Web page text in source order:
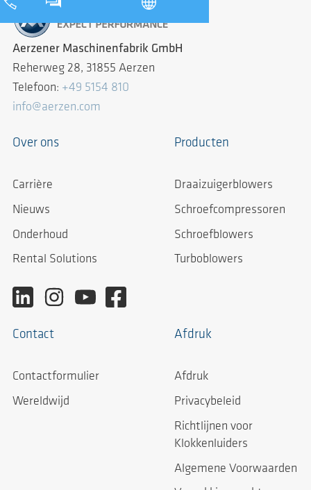
Aerzener Maschinenfabrik GmbH
Reherweg 28, 31855 Aerzen
Telefoon: +49 5154 810
info@aerzen.com
Over ons
Carrière
Nieuws
Onderhoud
Rental Solutions
Producten
Draaizuigerblowers
Schroefcompressoren
Schroefblowers
Turboblowers
Contact
Contactformulier
Wereldwijd
Afdruk
Afdruk
Privacybeleid
Richtlijnen voor
Klokkenluiders
Algemene Voorwaarden